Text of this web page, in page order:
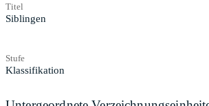
Titel
Siblingen
Stufe
Klassifikation